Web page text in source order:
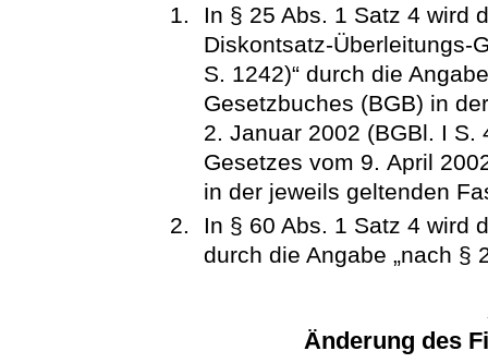
In § 25 Abs. 1 Satz 4 wird
Diskontsatz-Überleitungs-
S. 1242)“ durch die
Gesetzbuches (BGB) in
2. Januar 2002 (BGBl. I
Gesetzes vom 9. April
in der jeweils geltenden
In § 60 Abs. 1 Satz 4 wird
durch die Angabe „nach §
Änderung des